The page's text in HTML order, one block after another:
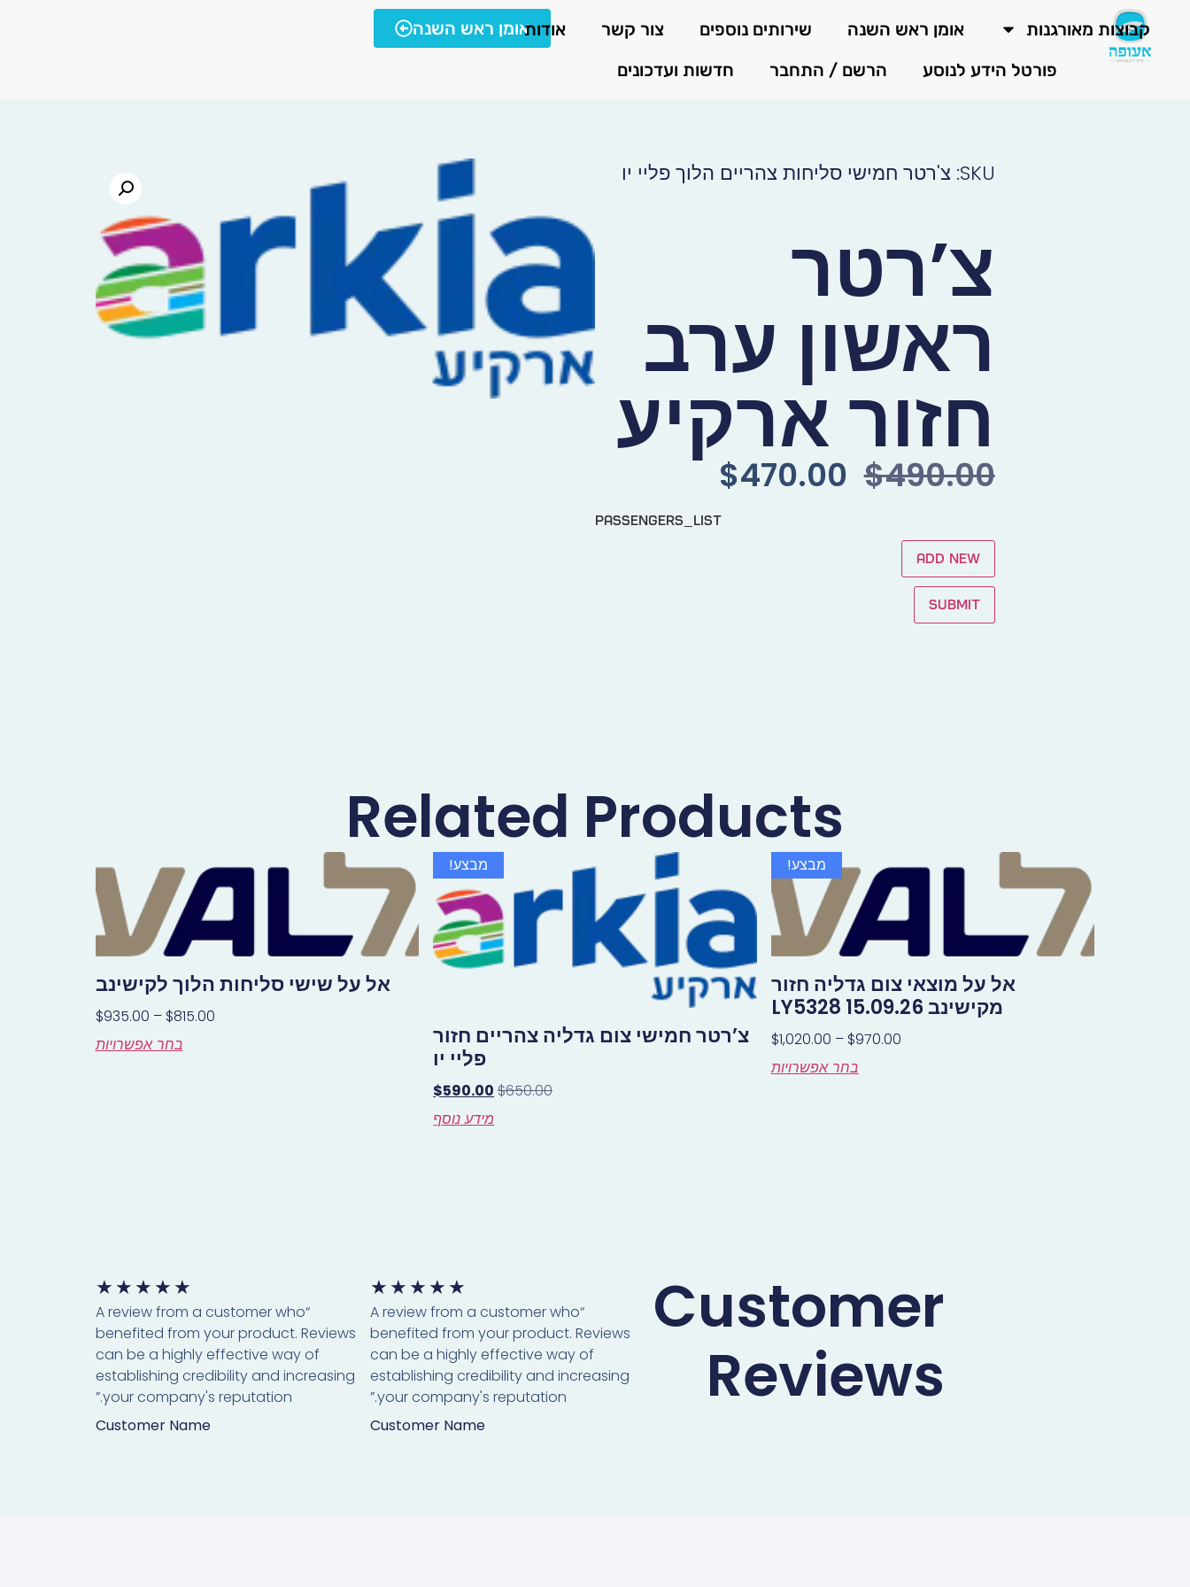
קבוצות מאורגנות אומן ראש השנה שירותים נוספים צור קשר
אודות
פורטל הידע לנוסע
הרשם / התחבר חדשות ועדכונים
אומן ראש השנה
SKU: צ'רטר חמישי סליחות צהריים הלוך פליי יו
צ’רטר
ראשון ערב
חזור ארקיע
$490.00
$470.00
passengers_list
Add new
Submit
Related Products
מבצע!
אל על מוצאי צום גדליה חזור
מקישינב 15.09.26 LY5328
$970.00
–
$1,020.00
בחר אפשרויות
מבצע!
צ’רטר חמישי צום גדליה צהריים חזור
פליי יו
$650.00
$590.00
מידע נוסף
אל על שישי סליחות הלוך לקישינב
$815.00
–
$935.00
בחר אפשרויות
Customer
Reviews
★
★
★
★
★
“A review from a customer who
benefited from your product. Reviews
can be a highly effective way of
establishing credibility and increasing
your company's reputation.”
Customer Name
★
★
★
★
★
“A review from a customer who
benefited from your product. Reviews
can be a highly effective way of
establishing credibility and increasing
your company's reputation.”
Customer Name